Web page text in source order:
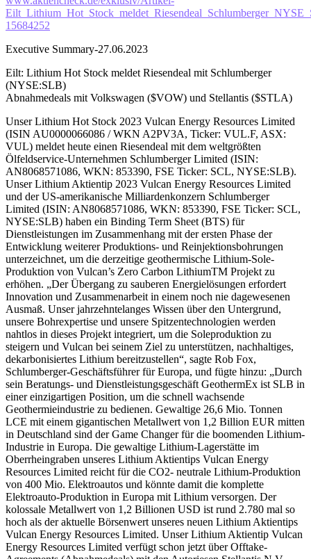
15684252
Executive Summary-27.06.2023
Eilt: Lithium Hot Stock meldet Riesendeal mit Schlumberger
(NYSE:SLB)
Abnahmedeals mit Volkswagen ($VOW) und Stellantis ($STLA)
Unser Lithium Hot Stock 2023 Vulcan Energy Resources Limited
(ISIN AU0000066086 / WKN A2PV3A, Ticker: VUL.F, ASX:
VUL) meldet heute einen Riesendeal mit dem weltgrößten
Ölfeldservice-Unternehmen Schlumberger Limited (ISIN:
AN8068571086, WKN: 853390, FSE Ticker: SCL, NYSE:SLB).
Unser Lithium Aktientip 2023 Vulcan Energy Resources Limited
und der US-amerikanische Milliardenkonzern Schlumberger
Limited (ISIN: AN8068571086, WKN: 853390, FSE Ticker: SCL,
NYSE:SLB) haben ein Binding Term Sheet (BTS) für
Dienstleistungen im Zusammenhang mit der ersten Phase der
Entwicklung weiterer Produktions- und Reinjektionsbohrungen
unterzeichnet, um die derzeitige geothermische Lithium-Sole-
Produktion von Vulcan’s Zero Carbon LithiumTM Projekt zu
erhöhen. „Der Übergang zu sauberen Energielösungen erfordert
Innovation und Zusammenarbeit in einem noch nie dagewesenen
Ausmaß. Unser jahrzehntelanges Wissen über den Untergrund,
unsere Bohrexpertise und unsere Spitzentechnologien werden
nahtlos in dieses Projekt integriert, um die Soleproduktion zu
steigern und Vulcan bei seinem Ziel zu unterstützen, nachhaltiges,
dekarbonisiertes Lithium bereitzustellen“, sagte Rob Fox,
Schlumberger-Geschäftsführer für Europa, und fügte hinzu: „Durch
sein Beratungs- und Dienstleistungsgeschäft GeothermEx ist SLB in
einer einzigartigen Position, um die schnell wachsende
Geothermieindustrie zu bedienen. Gewaltige 26,6 Mio. Tonnen
LCE mit einem gigantischen Metallwert von 1,2 Billion EUR mitten
in Deutschland sind der Game Changer für die boomenden Lithium-
Industrie in Europa. Die gewaltige Lithium-Lagerstätte im
Oberrheingraben unseres Lithium Aktientips Vulcan Energy
Resources Limited reicht für die CO2- neutrale Lithium-Produktion
von 400 Mio. Elektroautos und könnte damit die komplette
Elektroauto-Produktion in Europa mit Lithium versorgen. Der
kolossale Metallwert von 1,2 Billionen USD ist rund 2.780 mal so
hoch als der aktuelle Börsenwert unseres neuen Lithium Aktientips
Vulcan Energy Resources Limited. Unser Lithium Aktientip Vulcan
Energy Resources Limited verfügt schon jetzt über Offtake-